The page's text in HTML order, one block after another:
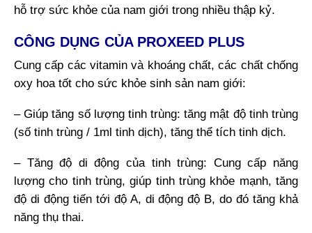
hỗ trợ sức khỏe của nam giới trong nhiều thập kỷ.
CÔNG DỤNG CỦA PROXEED PLUS
Cung cấp các vitamin và khoáng chất, các chất chống
oxy hoa tốt cho sức khỏe sinh sản nam giới:
– Giúp tăng số lượng tinh trùng: tăng mật độ tinh trùng
(số tinh trùng / 1ml tinh dịch), tăng thể tích tinh dịch.
– Tăng độ di động của tinh trùng: Cung cấp năng
lượng cho tinh trùng, giúp tinh trùng khỏe mạnh, tăng
độ di động tiến tới độ A, di động độ B, do đó tăng khả
năng thụ thai.